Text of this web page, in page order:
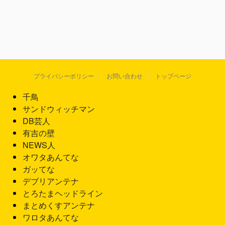
プライバシーポリシー お問い合わせ トップページ
千鳥
サンドウィッチマン
DB芸人
有吉の壁
NEWS人
オワタあんてな
ガッてな
デブリアンテナ
とろたまヘッドライン
まとめくすアンテナ
ワロタあんてな